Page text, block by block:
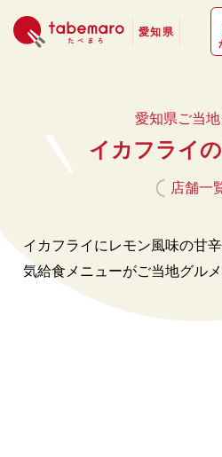
愛知県
愛知県ご当地
イカフライ
店舗一
イカフライにレモン風味の甘
気給食メニューがご当地グルメ